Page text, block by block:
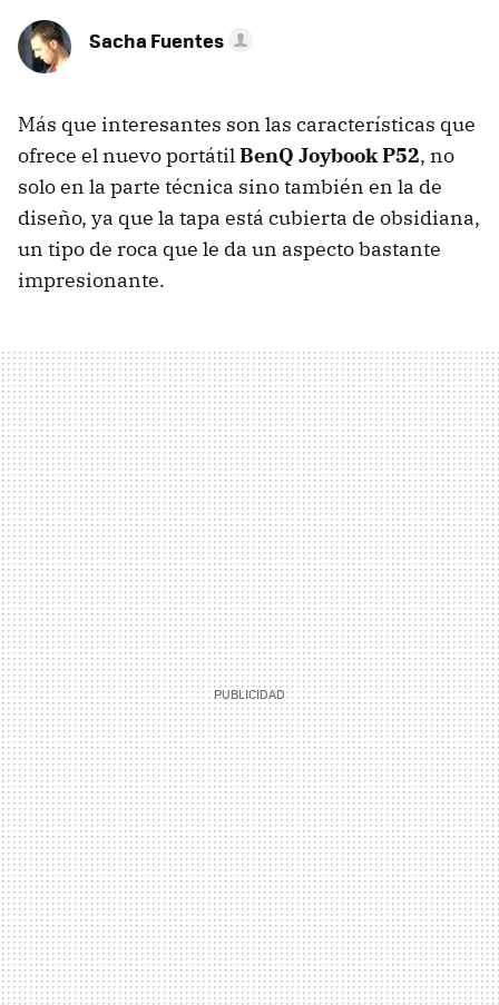
Sacha Fuentes
Más que interesantes son las características que
ofrece el nuevo portátilBenQ Joybook P52, no
solo en la parte técnica sino también en la de
diseño, ya que la tapa está cubierta de obsidiana,
un tipo de roca que le da un aspecto bastante
impresionante.